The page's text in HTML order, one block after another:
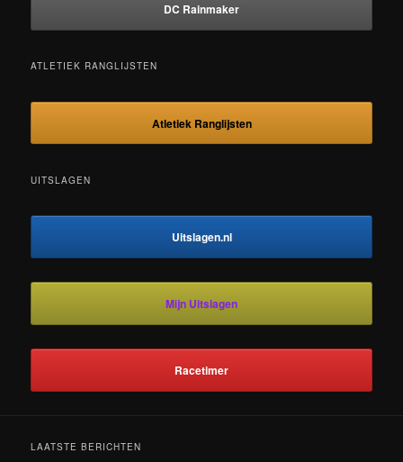
DC Rainmaker
ATLETIEK RANGLIJSTEN
Atletiek Ranglijsten
UITSLAGEN
Uitslagen.nl
Mijn Uitslagen
Racetimer
LAATSTE BERICHTEN